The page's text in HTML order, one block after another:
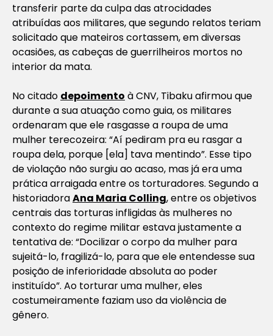
transferir parte da culpa das atrocidades
atribuídas aos militares, que segundo relatos teriam
solicitado que mateiros cortassem, em diversas
ocasiões, as cabeças de guerrilheiros mortos no
interior da mata.
No citado depoimento à CNV, Tibaku afirmou que
durante a sua atuação como guia, os militares
ordenaram que ele rasgasse a roupa de uma
mulher terecozeira: “Aí pediram pra eu rasgar a
roupa dela, porque [ela] tava mentindo”. Esse tipo
de violação não surgiu ao acaso, mas já era uma
prática arraigada entre os torturadores. Segundo a
historiadoraAna Maria Colling, entre os objetivos
centrais das torturas infligidas às mulheres no
contexto do regime militar estava justamente a
tentativa de: “Docilizar o corpo da mulher para
sujeitá-lo, fragilizá-lo, para que ele entendesse sua
posição de inferioridade absoluta ao poder
instituído”. Ao torturar uma mulher, eles
costumeiramente faziam uso da violência de
gênero.